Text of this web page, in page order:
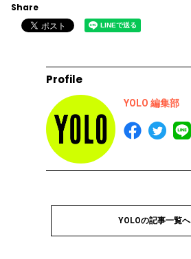
Share
Profile
YOLO 編集部
YOLOの記事一覧へ